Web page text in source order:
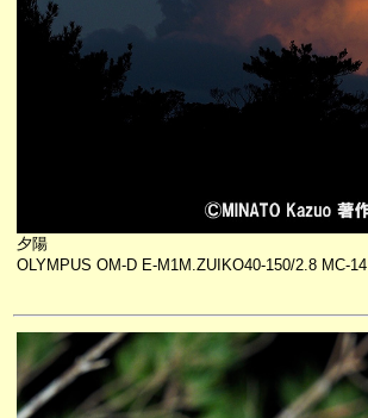
夕陽
OLYMPUS OM-D E-M1M.ZUIKO40-150/2.8 MC-14